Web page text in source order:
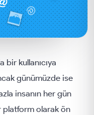
bir kullanıcıya
günümüzde ise
insanın her gün
platform olarak ön